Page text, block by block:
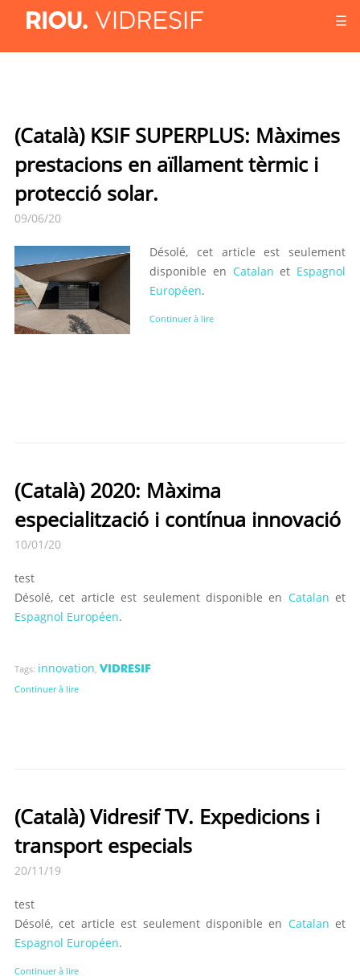
☰
(Català) KSIF SUPERPLUS: Màximes
prestacions en aïllament tèrmic i
protecció solar.
09/06/20
Désolé, cet article est seulement
disponible en Catalan et Espagnol
Européen.
Continuer à lire
(Català) 2020: Màxima
especialització i contínua innovació
10/01/20
test
Désolé, cet article est seulement disponible en Catalan et
Espagnol Européen.
Tags: innovation, VIDRESIF
Continuer à lire
(Català) Vidresif TV. Expedicions i
transport especials
20/11/19
test
Désolé, cet article est seulement disponible en Catalan et
Espagnol Européen.
Continuer à lire